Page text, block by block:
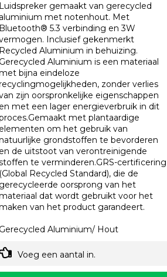
Luidspreker gemaakt van gerecycled
aluminium met notenhout. Met
Bluetooth® 5.3 verbinding en 3W
Inclusief gekenmerkt
Recycled Aluminium in behuizing.
Gerecycled Aluminium is een materiaal
bijna eindeloze
zonder verlies
zijn oorspronkelijke eigenschappen
en met een lager energieverbruik in dit
met plantaardige
elementen om het gebruik van
grondstoffen te bevorderen
en de uitstoot van verontreinigende
te verminderen.GRS-certificering
(Global Recycled Standard), die de
gerecycleerde oorsprong van het
dat wordt gebruikt voor het
van het product garandeert.
Gerecycled Aluminium/ Hout
Voeg een aantal in.